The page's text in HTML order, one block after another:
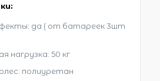
да ( от батареек 3шт
нагрузка: 50 кг
полиуретан